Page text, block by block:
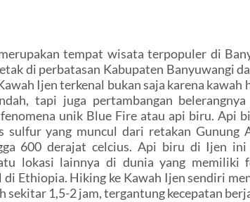
tempat wisata terpopuler di
di perbatasan Kabupaten Banyuwangi
Ijen terkenal bukan saja karena kawah
tapi juga pertambangan
unik Blue Fire atau api biru. Api
sulfur yang muncul dari retakan Gunung
600 derajat celcius. Api biru di Ijen ini
lokasi lainnya di dunia yang memiliki
Ethiopia. Hiking ke Kawah Ijen sendiri
sekitar 1,5-2 jam, tergantung kecepatan